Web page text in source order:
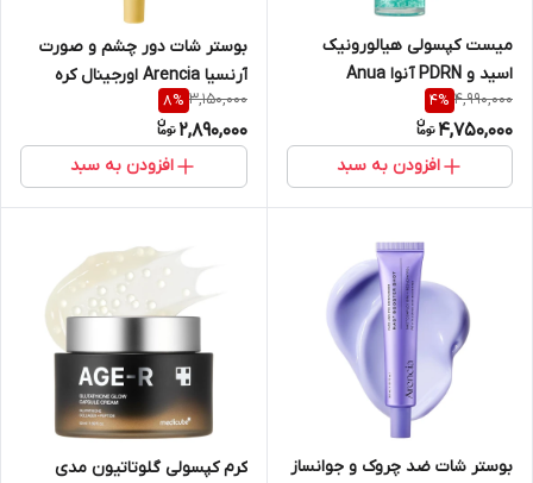
میست کپسولی هیالورونیک
اسید و PDRN آنوا Anua
اورجینال کره آبرسان ، ترمیم
4,990,000
4%
4,750,000
افزودن به سبد
بوستر شات دور چشم و صورت
آرنسیا Arencia اورجینال کره
حاوی رتینال و کافئین ضد چروک
، جوانساز ، کنترل کننده منافذ و
مرطوب کننده حجم ۳۰ میل
3,150,000
8%
2,890,000
افزودن به سبد
بوستر شات ضد چروک و جوانساز
کرم کپسولی گلوتاتیون مدی